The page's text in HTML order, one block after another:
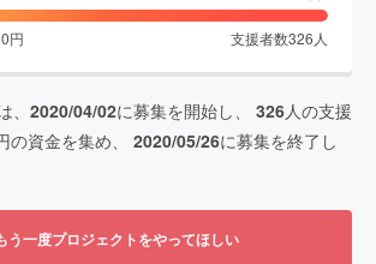
円 支援者数326 人
2020/04/02に募集を開始し、 326人の支援
の資金を集め、 2020/05/26に募集を終了し
う一度プロジェクトをやってほしい